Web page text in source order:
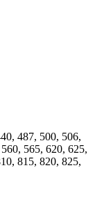
487, 500, 506,
565, 620, 625,
815, 820, 825,